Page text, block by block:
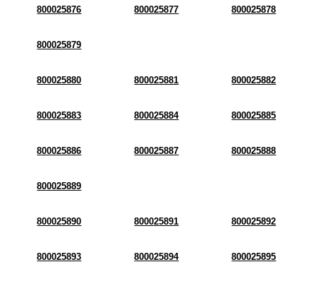
800025876 800025877 800025878
800025879
800025880 800025881 800025882
800025883 800025884 800025885
800025886 800025887 800025888
800025889
800025890 800025891 800025892
800025893 800025894 800025895